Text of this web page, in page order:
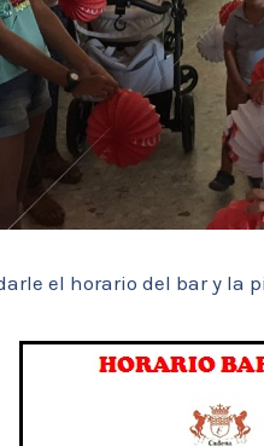
el horario del bar y la